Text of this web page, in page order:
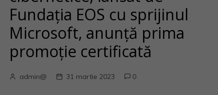
Fundația EOS cu sprijinul
Microsoft, anunță prima
promoție certificată
admin@ 31 martie 2023 0